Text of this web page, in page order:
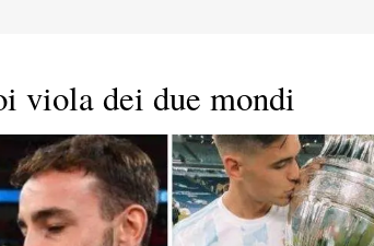
viola dei due mondi